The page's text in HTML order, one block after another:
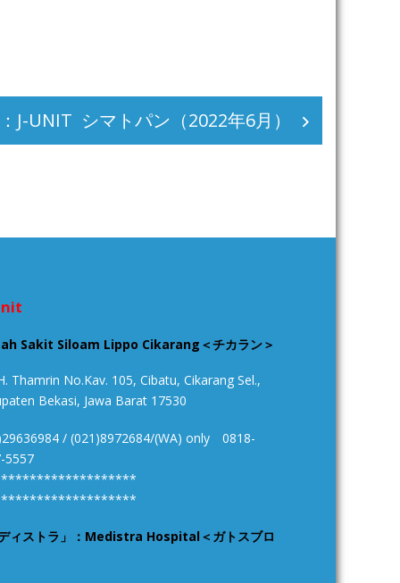
J-UNIT シマトパン（2022年6月）
Sakit Siloam Lippo Cikarang＜チカラン＞
Thamrin No.Kav. 105, Cibatu, Cikarang Sel.,
Bekasi, Jawa Barat 17530
/ (021)8972684/(WA) only 0818-
5557
ィストラ」：Medistra Hospital＜ガトスブロ